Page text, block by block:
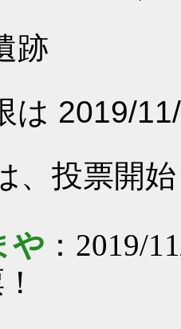
跡
2019/
、投票開
や ：2019/